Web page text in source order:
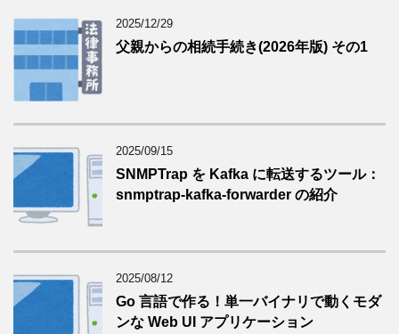
2025/12/29
父親からの相続手続き(2026年版) その1
2025/09/15
SNMPTrap を Kafka に転送するツール：
snmptrap-kafka-forwarder の紹介
2025/08/12
Go 言語で作る！単一バイナリで動くモダ
ンな Web UI アプリケーション